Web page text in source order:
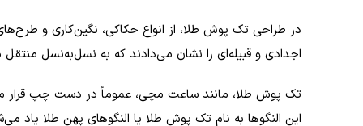
در طراحی تک پوش طلا، از انواع حکاکی، نگین‌کاری و
اجدادی و قبیله‌ای را نشان می‌دادند که به نسل‌به‌نسل
تک پوش طلا، مانند ساعت مچی، عموماً در دست چپ قرار
این النگوها به نام تک پوش طلا یا النگوهای پهن طلا